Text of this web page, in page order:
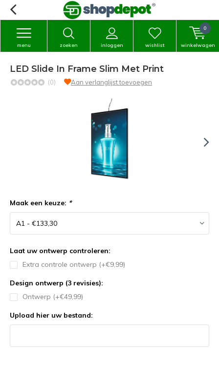
zoeken inloggen
menu wishlist winkelwagen
0
LED Slide In Frame Slim Met Print
(0) Aan verlanglijst toevoegen
Maak een keuze: *
Laat uw ontwerp controleren:
Extra controle ontwerp (+€9,99)
Design ontwerp (3 revisies):
Ontwerp (+€49,99)
Upload hier uw bestand: